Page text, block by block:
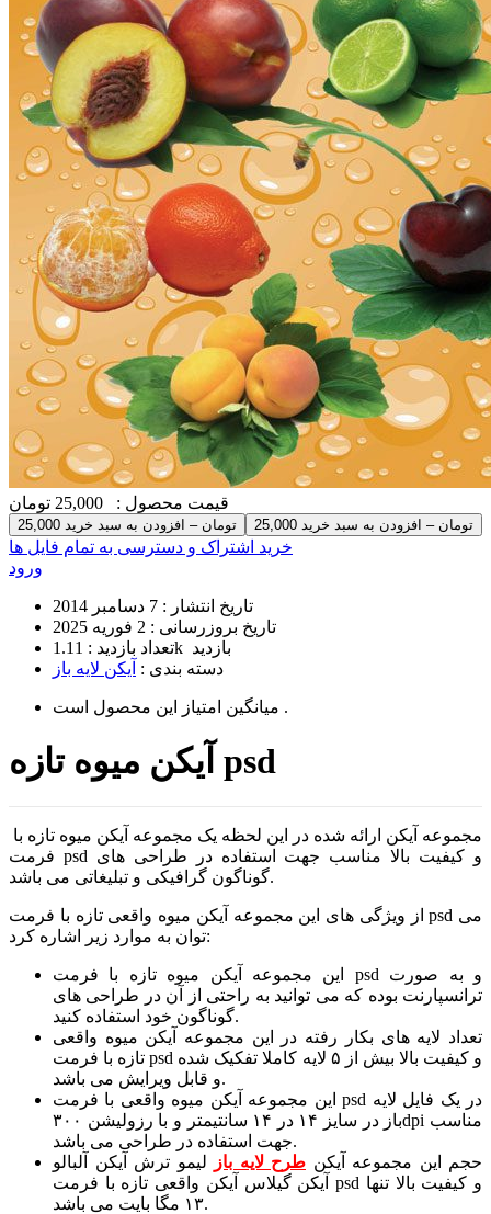
قیمت محصول : 25,000 تومان
25,000 تومان – افزودن به سبد خرید
خرید اشتراک و دسترسی به تمام فایل ها
ورود
تاریخ انتشار : 7 دسامبر 2014
تاریخ بروزرسانی : 2 فوریه 2025
تعداد بازدید :
1.11k بازدید
دسته بندی : آیکن لایه باز
میانگین امتیاز این محصول است .
آیکن میوه تازه psd
فرمت psd و کیفیت بالا مناسب جهت استفاده در طراحی های
گوناگون گرافیکی و تبلیغاتی می باشد.
از ویژگی های این مجموعه آیکن میوه واقعی تازه با فرمت psd می
توان به موارد زیر اشاره کرد:
این مجموعه آیکن میوه تازه با فرمت psd و به صورت
ترانسپارنت بوده که می توانید به راحتی از آن در طراحی های
گوناگون خود استفاده کنید.
تعداد لایه های بکار رفته در این مجموعه آیکن میوه واقعی
تازه با فرمت psd و کیفیت بالا بیش از ۵ لایه کاملا تفکیک شده
و قابل ویرایش می باشد.
این مجموعه آیکن میوه واقعی با فرمت psd در یک فایل لایه
باز در سایز ۱۴ در ۱۴ سانتیمتر و با رزولیشن ۳۰۰dpi مناسب
جهت استفاده در طراحی می باشد.
حجم این مجموعه آیکن طرح لایه باز
لیمو ترش آیکن آلبالو
آیکن گیلاس آیکن واقعی تازه با فرمت psd و کیفیت بالا تنها
۱۳ مگا بایت می باشد.